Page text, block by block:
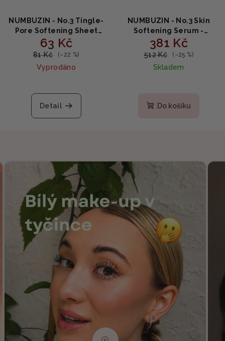
NUMBUZIN - No.3 Tingle-
Pore Softening Sheet
Mask - Plátěná maska na
stahování pórů 1ks
63 Kč
81 Kč (–22 %)
Vyprodáno
Detail
NUMBUZIN - No.3 Skin
Softening Serum -
Zjemňující a zklidňující
sérum s enzymy 50ml
381 Kč
512 Kč (–25 %)
Skladem
Do košíku